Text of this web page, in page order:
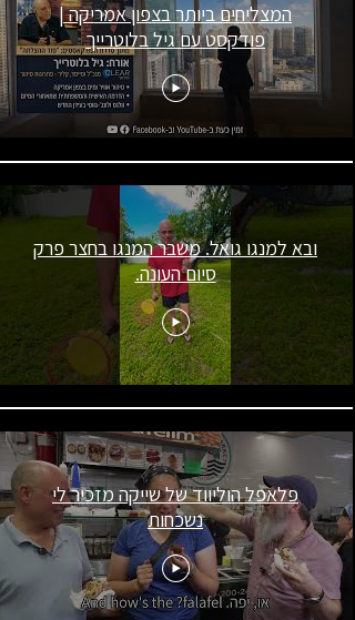
המצליחים ביותר בצפון אמריקה |
פודקסט עם גיל בלוטרייך
ובא למנגו גואל. משבר המנגו בחצר פרק
סיום העונה.
פלאפל הוליווד של שייקה מזכיר לי
נשכחות